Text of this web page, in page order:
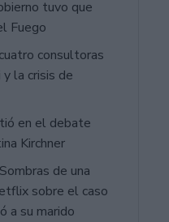
tuvo que
Fuego
consultoras
la crisis de
en el debate
Kirchner
de una
sobre el caso
a su marido